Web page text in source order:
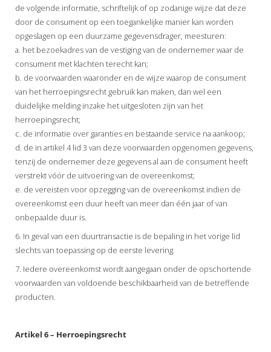
de volgende informatie, schriftelijk of op zodanige wijze dat deze
door de consument op een toegankelijke manier kan worden
opgeslagen op een duurzame gegevensdrager, meesturen:
a. het bezoekadres van de vestiging van de ondernemer waar de
consument met klachten terecht kan;
b. de voorwaarden waaronder en de wijze waarop de consument
van het herroepingsrecht gebruik kan maken, dan wel een
duidelijke melding inzake het uitgesloten zijn van het
herroepingsrecht;
c. de informatie over garanties en bestaande service na aankoop;
d. de in artikel 4 lid 3 van deze voorwaarden opgenomen gegevens,
tenzij de ondernemer deze gegevens al aan de consument heeft
verstrekt vóór de uitvoering van de overeenkomst;
e. de vereisten voor opzegging van de overeenkomst indien de
overeenkomst een duur heeft van meer dan één jaar of van
onbepaalde duur is.
6. In geval van een duurtransactie is de bepaling in het vorige lid
slechts van toepassing op de eerste levering.
7. Iedere overeenkomst wordt aangegaan onder de opschortende
voorwaarden van voldoende beschikbaarheid van de betreffende
producten.
Artikel 6 – Herroepingsrecht